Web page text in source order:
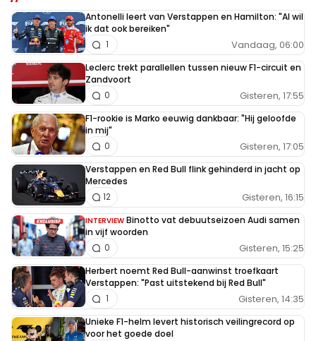
Antonelli leert van Verstappen en Hamilton: "Al wil
ik dat ook bereiken"
Vandaag, 06:00
1
Leclerc trekt parallellen tussen nieuw F1-circuit en
Zandvoort
Gisteren, 17:55
0
F1-rookie is Marko eeuwig dankbaar: "Hij geloofde
in mij"
Gisteren, 17:05
0
Verstappen en Red Bull flink gehinderd in jacht op
Mercedes
Gisteren, 16:15
12
INTERVIEW Binotto vat debuutseizoen Audi samen
in vijf woorden
Gisteren, 15:25
0
Herbert noemt Red Bull-aanwinst troefkaart
Verstappen: "Past uitstekend bij Red Bull"
Gisteren, 14:35
1
Unieke F1-helm levert historisch veilingrecord op
voor het goede doel